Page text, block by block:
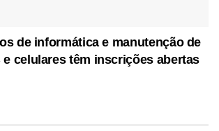
de informática e manutenção de
celulares têm inscrições abertas